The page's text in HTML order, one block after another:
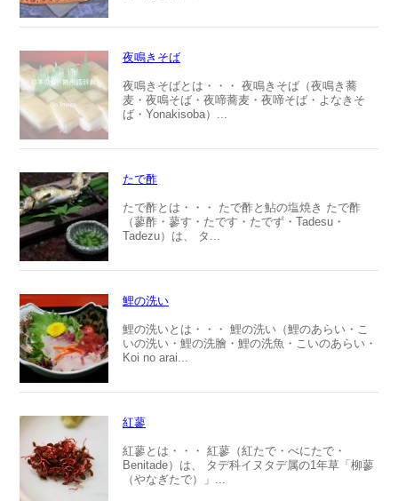
夜鳴きそば
夜鳴きそばとは・・・ 夜鳴きそば（夜鳴き蕎
麦・夜鳴そば・夜啼蕎麦・夜啼そば・よなきそ
ば・Yonakisoba）...
たで酢
たで酢とは・・・ たで酢と鮎の塩焼き たで酢
（蓼酢・蓼す・たです・たでず・Tadesu・
Tadezu）は、 タ...
鯉の洗い
鯉の洗いとは・・・ 鯉の洗い（鯉のあらい・こ
いの洗い・鯉の洗膾・鯉の洗魚・こいのあらい・
Koi no arai...
紅蓼
紅蓼とは・・・ 紅蓼（紅たで・べにたで・
Benitade）は、 タデ科イヌタデ属の1年草「柳蓼
（やなぎたで）」...